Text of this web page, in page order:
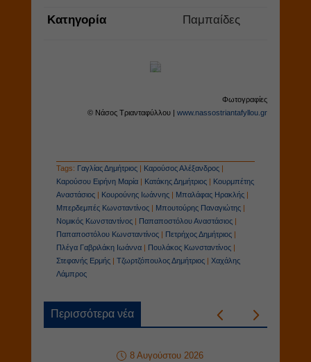
Κατηγορία Παμπαίδες
Φωτογραφίες
© Νάσος Τριανταφύλλου |www.nassostriantafyllou.gr
Tags: Γαγλίας Δημήτριος| Καρούσος Αλέξανδρος|
Καρούσου Ειρήνη Μαρία| Κατάκης Δημήτριος|
Κουρμπέτης
Αναστάσιος| Κουρούνης Ιωάννης| Μπαλάφας Ηρακλής|
Μπερδεμπές Κωνσταντίνος| Μπουτούρης Παναγιώτης|
Νομικός Κωνσταντίνος| Παπαποστόλου Αναστάσιος|
Παπαποστόλου Κωνσταντίνος| Πετρήχος Δημήτριος|
Πλέγα Γαβριλάκη Ιωάννα| Πουλάκος Κωνσταντίνος|
Στεφανής Ερμής| Τζωρτζόπουλος Δημήτριος|
Χαχάλης
Λάμπρος
Περισσότερα νέα
8 Αυγούστου 2026